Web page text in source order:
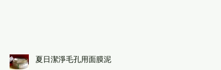
夏日潔淨毛孔用面膜泥